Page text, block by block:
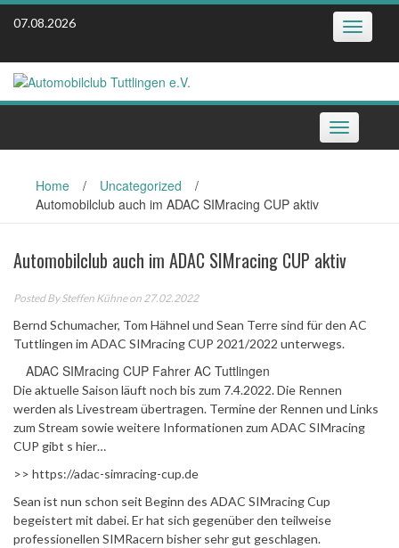
Skip
07.08.2026 Toggle
Toggle
navigation
Home / Uncategorized
/
Automobilclub auch im ADAC SIMracing CUP aktiv
Automobilclub auch im ADAC SIMracing CUP aktiv
Posted BySteffen Kühneon 27.02.2022
Bernd Schumacher, Tom Hähnel und Sean Terre sind für den AC
Tuttlingen im ADAC SIMracing CUP 2021/2022 unterwegs.
ADAC SIMracing CUP Fahrer AC Tuttlingen
Die aktuelle Saison läuft noch bis zum 7.4.2022. Die Rennen
werden als Livestream übertragen. Termine der Rennen und Links
zum Stream sowie weitere Informationen zum ADAC SIMracing
CUP gibt s hier…
>> https://adac-simracing-cup.de
Sean ist nun schon seit Beginn des ADAC SIMracing Cup
begeistert mit dabei. Er hat sich gegenüber den teilweise
professionellen SIMRacern bisher sehr gut geschlagen.